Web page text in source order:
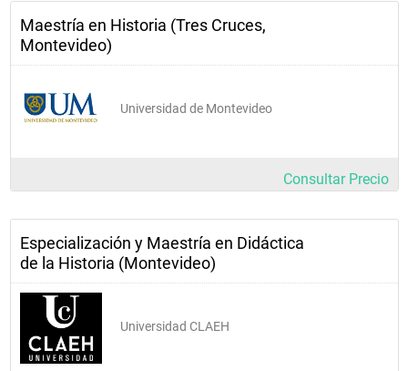
Maestría en Historia (Tres Cruces,
Montevideo)
Universidad de Montevideo
Consultar Precio
Especialización y Maestría en Didáctica
de la Historia (Montevideo)
Universidad CLAEH